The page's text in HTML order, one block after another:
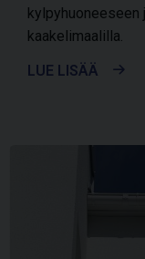
kylpyhuoneeseen
kaakelimaalilla.
LUE LISÄÄ